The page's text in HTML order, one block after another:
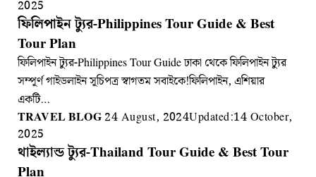
2025
ফিলিপাইন ট্যুর-Philippines Tour Guide & Best
Tour Plan
ফিলিপাইন ট্যুর-Philippines Tour Guide ঢাকা থেকে ফিলিপাইন ট্যুর
সম্পূর্ণ গাইডলাইন সূচিপত্র স্বাগতম সবাইকে!ফিলিপাইন, এশিয়ার
একটি…
TRAVEL BLOG 24 August, 2024Updated:14 October,
2025
থাইল্যান্ড ট্যুর-Thailand Tour Guide & Best Tour
Plan